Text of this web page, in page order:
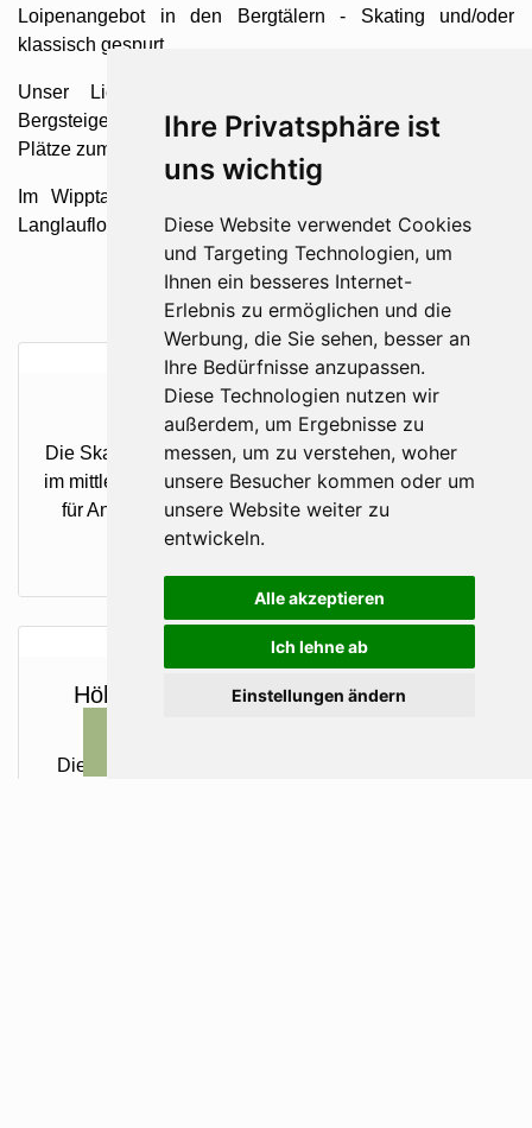
Ihre Privatsphäre ist
uns wichtig
Diese Website verwendet Cookies
und Targeting Technologien, um
Ihnen ein besseres Internet-
Erlebnis zu ermöglichen und die
Werbung, die Sie sehen, besser an
Ihre Bedürfnisse anzupassen.
Diese Technologien nutzen wir
außerdem, um Ergebnisse zu
messen, um zu verstehen, woher
unsere Besucher kommen oder um
unsere Website weiter zu
entwickeln.
Alle akzeptieren
Ich lehne ab
Einstellungen ändern
Loipenangebot in den Bergtälern - Skating und/oder
klassisch gespurt.
Unser Lieblingsplatz für das Langlaufen ist das
Bergsteigerdorf Gschnitztal - wohl einer der schönsten
Plätze zum Langlaufen in Tirol.
Im Wipptal und seinen Bergtälern gibt es ca. 85 km
Langlaufloipen in allen Schwierigkeitsgraden.
Skating Loipe Gschnitz
Die Skating Loipe Gschnitz ist 7 km lang und verläuft
im mittleren Schwierigkeitsgrad. Die Loipe ist sowohl
für Anfänger als auch für geübte LangläuferInnen
geeignet.
Höhenloipe Maria Waldrast "Wipptal-
Diese Loipe mit Ausgangspunkt in Maria Waldrast